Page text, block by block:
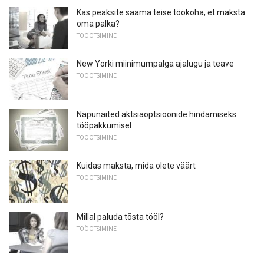
Kas peaksite saama teise töökoha, et maksta
oma palka?
TÖÖOTSIMINE
New Yorki miinimumpalga ajalugu ja teave
TÖÖOTSIMINE
Näpunäited aktsiaoptsioonide hindamiseks
tööpakkumisel
TÖÖOTSIMINE
Kuidas maksta, mida olete väärt
TÖÖOTSIMINE
Millal paluda tõsta tööl?
TÖÖOTSIMINE